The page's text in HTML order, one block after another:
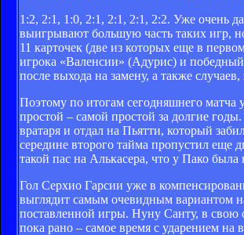
1:2, 2:1, 1:0, 2:1, 2:1, 2:1, 2:2. Уже очень
выигрывают большую часть таких игр,
11 карточек (две из которых еще в
игрока «Валенсии» (Адурис) и
после выхода на замену, а также
Поэтому по итогам сегодняшнего матча
простой – самой простой за долгие
вратаря и отдал на Пьятти, который
середине второго тайма пропустил еще
такой пас на Алькасера, что у Пако
Гол Серхио Гарсии уже в
выглядит самым очевидным вариантом
поставленной игры. Нуну Санту, в свою
пока рано – самое время с ударением на